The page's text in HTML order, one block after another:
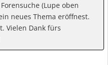
(Lupe oben
neues Thema eröffnest.
Vielen Dank fürs